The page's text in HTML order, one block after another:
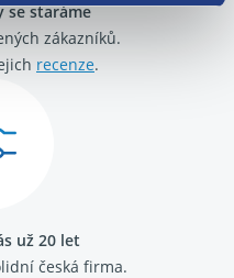
se staráme
zákazníků.
recenze.
už 20 let
česká firma.